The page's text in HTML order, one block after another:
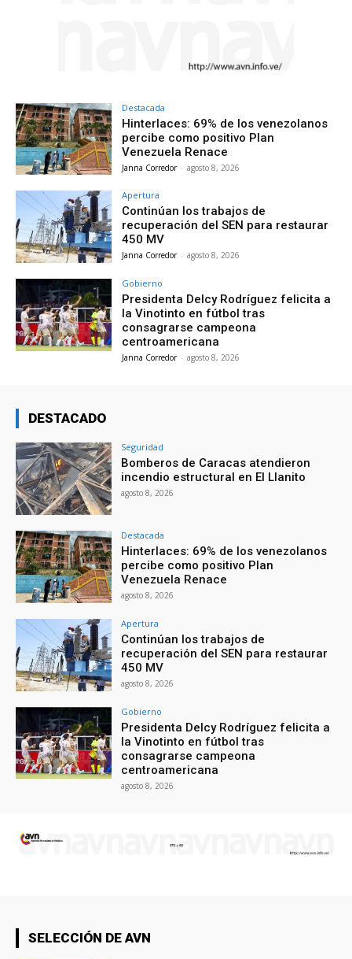
Destacada
Hinterlaces: 69% de los venezolanos
percibe como positivo Plan
Venezuela Renace
Janna Corredor - agosto 8, 2026
Apertura
Continúan los trabajos de
recuperación del SEN para restaurar
450 MV
Janna Corredor - agosto 8, 2026
Gobierno
Presidenta Delcy Rodríguez felicita a
la Vinotinto en fútbol tras
consagrarse campeona
centroamericana
Janna Corredor - agosto 8, 2026
DESTACADO
Seguridad
Bomberos de Caracas atendieron
incendio estructural en El Llanito
agosto 8, 2026
Destacada
Hinterlaces: 69% de los venezolanos
percibe como positivo Plan
Venezuela Renace
agosto 8, 2026
Apertura
Continúan los trabajos de
recuperación del SEN para restaurar
450 MV
agosto 8, 2026
Gobierno
Presidenta Delcy Rodríguez felicita a
la Vinotinto en fútbol tras
consagrarse campeona
centroamericana
agosto 8, 2026
SELECCIÓN DE AVN